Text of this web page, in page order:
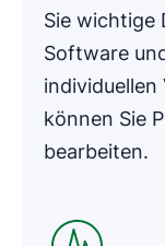
Sie wichtige
Software
individuellen
können Sie
bearbeiten.